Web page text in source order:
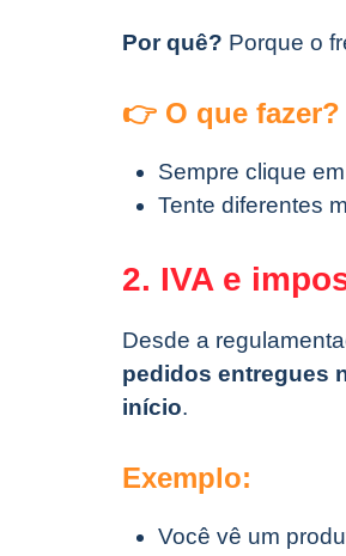
Por quê? Porque o
👉 O que fazer?
Sempre clique
Tente diferentes
2. IVA e
Desde a
pedidos entregues
início.
Exemplo:
Você vê um